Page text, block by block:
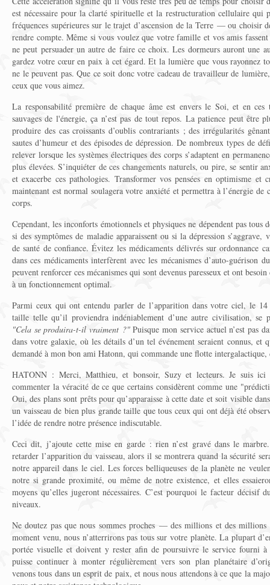
est nécessaire pour la clarté spirituelle et la restructuration cellulaire qui
fréquences supérieures sur le trajet d’ascension de la Terre — ou choisir
rendre compte. Même si vous voulez que votre famille et vos amis
ne peut persuader un autre de faire ce choix. Les dormeurs auront une
gardez votre cœur en paix à cet égard. Et la lumière que vous rayonnez
ne le peuvent pas. Que ce soit donc votre cadeau de travailleur de
ceux que vous aimez.
La responsabilité première de chaque âme est envers le Soi, et en ces
sauvages de l'énergie, ça n’est pas de tout repos. La patience peut
produire des cas croissants d’oublis contrariants ; des irrégularités
sautes d’humeur et des épisodes de dépression. De nombreux types de
relever lorsque les systèmes électriques des corps s’adaptent en
plus élevées. S’inquiéter de ces changements naturels, ou pire, se sentir
et exacerbe ces pathologies. Transformer vos pensées en optimisme
maintenant est normal soulagera votre anxiété et permettra à l’énergie
corps.
Cependant, les inconforts émotionnels et physiques ne dépendent pas tous
si des symptômes de maladie apparaissent ou si la dépression
de santé de confiance. Évitez les médicaments délivrés sur ordonnance
dans ces médicaments interfèrent avec les mécanismes d’auto-guérison
peuvent renforcer ces mécanismes qui sont devenus paresseux et ont
à un fonctionnement optimal.
Parmi ceux qui ont entendu parler de l’apparition dans votre ciel, le 14
taille telle qu’il proviendra indéniablement d’une autre civilisation, se
"Cela se produira-t-il vraiment ?"Puisque mon service actuel n’est pas
dans votre galaxie, où les détails d’un tel événement seraient connus,
demandé à mon bon ami Hatonn, qui commande une flotte intergalactique,
HATONN : Merci, Matthieu, et bonsoir, Suzy et lecteurs. Je suis ici
commenter la véracité de ce que certains considèrent comme une
Oui, des plans sont prêts pour qu’apparaisse à cette date et soit visible
un vaisseau de bien plus grande taille que tous ceux qui ont déjà été
l’idée de rendre notre présence indiscutable.
Ceci dit, j’ajoute cette mise en garde : rien n’est gravé dans le
retarder l’apparition du vaisseau, alors il se montrera quand la sécurité
notre appareil dans le ciel. Les forces belliqueuses de la planète ne
notre si grande proximité, ou même de notre existence, et elles
moyens qu’elles jugeront nécessaires. C’est pourquoi le facteur décisif
niveaux.
Ne doutez pas que nous sommes proches — des millions et des
moment venu, nous n’atterrirons pas tous sur votre planète. La plupart
portée visuelle et doivent y rester afin de poursuivre le service fourni
puisse continuer à monter régulièrement vers son plan planétaire
venons tous dans un esprit de paix, et nous nous attendons à ce que la